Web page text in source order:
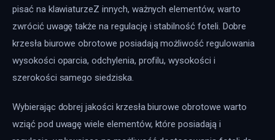
pisać na klawiaturzeZ innych, ważnych elementów, warto
zwrócić uwagę także na regulację i stabilność foteli. Dobre
krzesła biurowe obrotowe posiadają możliwość regulowania
wysokości oparcia, odchylenia, profilu, wysokości i
szerokości samego siedziska.
Wybierając dobrej jakości krzesła biurowe obrotowe warto
wziąć pod uwagę wiele elementów, które posiadają i